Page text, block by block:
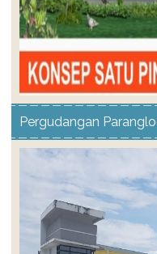
Pergudangan